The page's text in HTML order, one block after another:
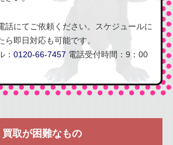
話にてご依頼ください。スケジュールに
ら即日対応も可能です。
： 0120-66-7457 電話受付時間：9：00
買取が困難なもの